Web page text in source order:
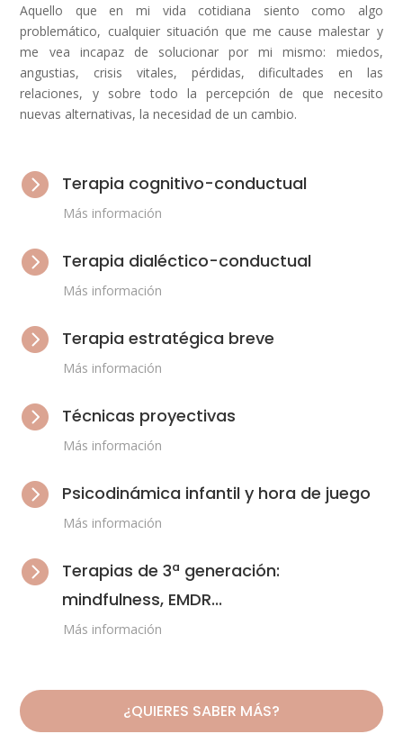
Aquello que en mi vida cotidiana siento como algo
problemático, cualquier situación que me cause malestar y
me vea incapaz de solucionar por mi mismo: miedos,
angustias, crisis vitales, pérdidas, dificultades en las
relaciones, y sobre todo la percepción de que necesito
nuevas alternativas, la necesidad de un cambio.
 Terapia cognitivo-conductual
Más información
 Terapia dialéctico-conductual
Más información
 Terapia estratégica breve
Más información
 Técnicas proyectivas
Más información
 Psicodinámica infantil y hora de juego
Más información

Terapias de 3ª generación:
mindfulness, EMDR...
Más información
¿QUIERES SABER MÁS?